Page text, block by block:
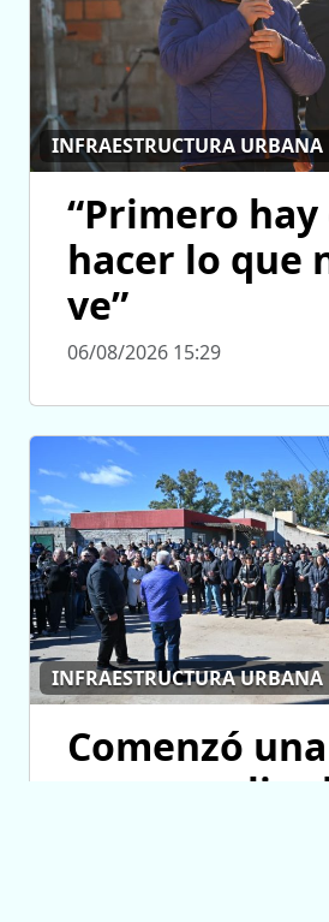
INFRAESTRUCTURA URBANA
“Primero hay
hacer lo que
ve”
06/08/2026 15:29
INFRAESTRUCTURA URBANA
Comenzó
para ampliar